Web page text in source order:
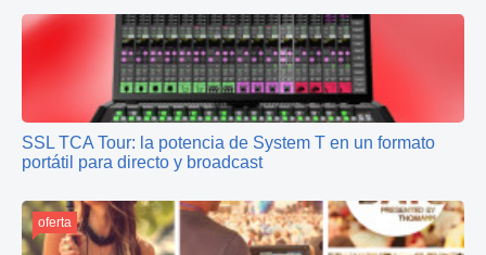
SSL TCA Tour: la potencia de System T en un formato
portátil para directo y broadcast
oferta